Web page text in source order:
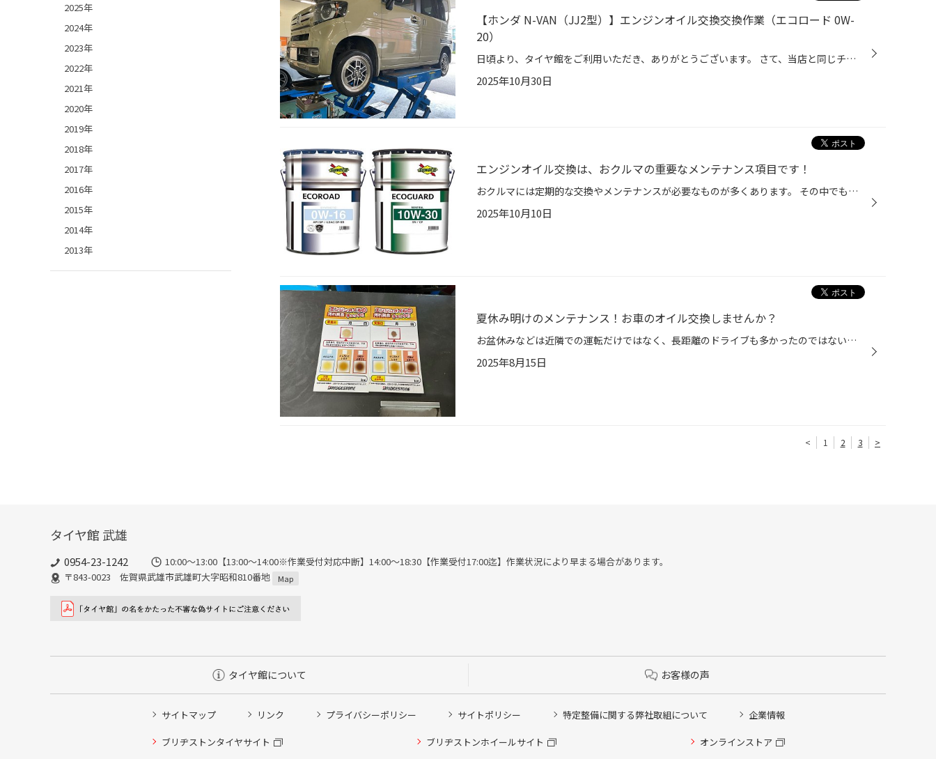
【ホンダ N-VAN（JJ2型）】エンジンオイル交換交換作業（エコロード 0W-
20）
日頃より、タイヤ館をご利用いただき、ありがとうございます。 さて、当店と同じチェーン店の近隣タイヤ館店舗で作業いたしましたエンジンオイル交換作業を ご紹介します。 （WEB掲載をご快諾いただきましたお客様！大変感謝しております。 いつもご愛顧いただき誠にありがとうございます！！） お...
2025年10月30日
エンジンオイル交換は、おクルマの重要なメンテナンス項目です！
おクルマには定期的な交換やメンテナンスが必要なものが多くあります。 その中でも今回は「エンジンオイル交換」についてご紹介します。 「エンジンオイルの役割ってなに？」 エンジンオイルは、エンジン内部をスムーズに動かすための潤滑や保護の役割、 エンジン内で燃焼してでた焦げや汚れを洗浄...
2025年10月10日
夏休み明けのメンテナンス！お車のオイル交換しませんか？
お盆休みなどは近隣での運転だけではなく、長距離のドライブも多かったのではないでしょうか？ 長期のお出かけでお車を使用した後は、「エンジンオイル」の交換時期かもしれません。 お車のリフレッシュも兼ねて、コクピット・タイヤ館でエンジンオイル交換しませんか？ 【エンジンオイル交換しない...
2025年8月15日
< 1 2 3 >
2025年
2024年
2023年
2022年
2021年
2020年
2019年
2018年
2017年
2016年
2015年
2014年
2013年
タイヤ館 武雄
0954-23-1242
10:00～13:00【13:00～14:00※作業受付対応中断】14:00～18:30【作業受付17:00迄】作業状況により早まる場合があります。
〒843-0023 佐賀県武雄市武雄町大字昭和810番地
Map
タイヤ館について お客様の声
サイトマップ リンク プライバシーポリシー サイトポリシー 特定整備に関する弊社取組について 企業情報
ブリヂストンタイヤサイト ブリヂストンホイールサイト オンラインストア
タイヤ点検・安全点検/タイヤ履き替え/オイル交換/その他ピット作業の予約
クローク契約会員専用タイヤ履き替え※タイヤ履き替えを希望のクローク契約会員の方はこちらを選択ください